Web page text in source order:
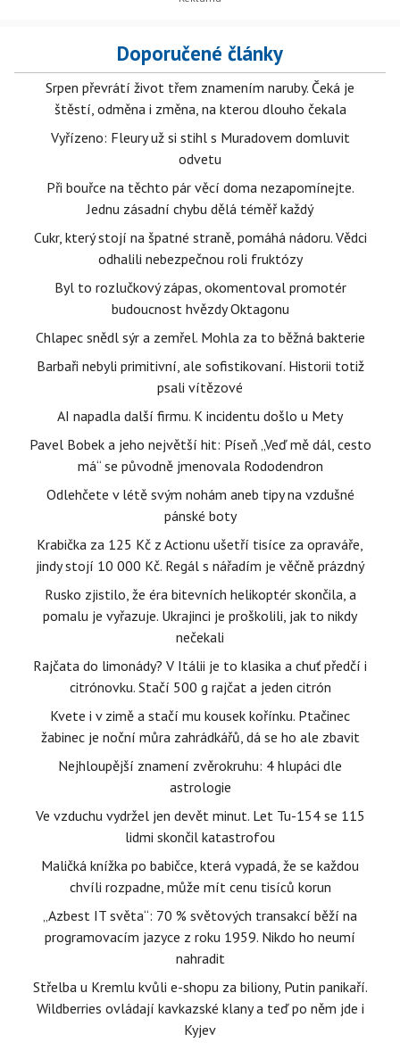
Doporučené články
Srpen převrátí život třem znamením naruby. Čeká je
štěstí, odměna i změna, na kterou dlouho čekala
Vyřízeno: Fleury už si stihl s Muradovem domluvit
odvetu
Při bouřce na těchto pár věcí doma nezapomínejte.
Jednu zásadní chybu dělá téměř každý
Cukr, který stojí na špatné straně, pomáhá nádoru. Vědci
odhalili nebezpečnou roli fruktózy
Byl to rozlučkový zápas, okomentoval promotér
budoucnost hvězdy Oktagonu
Chlapec snědl sýr a zemřel. Mohla za to běžná bakterie
Barbaři nebyli primitivní, ale sofistikovaní. Historii totiž
psali vítězové
AI napadla další firmu. K incidentu došlo u Mety
Pavel Bobek a jeho největší hit: Píseň „Veď mě dál, cesto
má“ se původně jmenovala Rododendron
Odlehčete v létě svým nohám aneb tipy na vzdušné
pánské boty
Krabička za 125 Kč z Actionu ušetří tisíce za opraváře,
jindy stojí 10 000 Kč. Regál s nářadím je věčně prázdný
Rusko zjistilo, že éra bitevních helikoptér skončila, a
pomalu je vyřazuje. Ukrajinci je proškolili, jak to nikdy
nečekali
Rajčata do limonády? V Itálii je to klasika a chuť předčí i
citrónovku. Stačí 500 g rajčat a jeden citrón
Kvete i v zimě a stačí mu kousek kořínku. Ptačinec
žabinec je noční můra zahrádkářů, dá se ho ale zbavit
Nejhloupější znamení zvěrokruhu: 4 hlupáci dle
astrologie
Ve vzduchu vydržel jen devět minut. Let Tu-154 se 115
lidmi skončil katastrofou
Maličká knížka po babičce, která vypadá, že se každou
chvíli rozpadne, může mít cenu tisíců korun
„Azbest IT světa“: 70 % světových transakcí běží na
programovacím jazyce z roku 1959. Nikdo ho neumí
nahradit
Střelba u Kremlu kvůli e-shopu za biliony, Putin panikaří.
Wildberries ovládají kavkazské klany a teď po něm jde i
Kyjev